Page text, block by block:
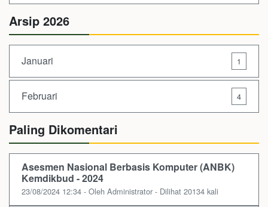
Arsip 2026
Januari 1
Februari 4
Paling Dikomentari
Asesmen Nasional Berbasis Komputer (ANBK)
Kemdikbud - 2024
23/08/2024 12:34 - Oleh Administrator - Dilihat 20134 kali